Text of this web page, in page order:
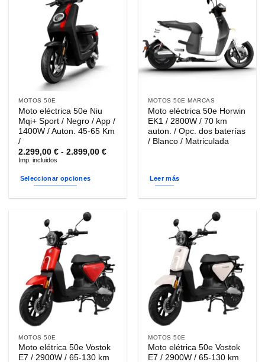
variantes.
opciones
pueden
página
de
producto
opciones
se
pueden
elegir
página
de
producto
MOTOS 50E
Moto eléctrica 50e Niu
Mqi+ Sport / Negro / App /
1400W / Auton. 45-65 Km
/
2.299,00€ - 2.899,00€Rango
2.899,00 €
Imp. incluidos
Seleccionar opciones
múltiples
variantes.
opciones
se
pueden
elegir
en
página
de
MOTOS 50E MARCAS
Moto eléctrica 50e Horwin
EK1 / 2800W / 70 km
auton. / Opc. dos baterías
/ Blanco / Matriculada
Leer más
MOTOS 50E
Moto elétrica 50e Vostok
E7 / 2900W / 65-130 km
MOTOS 50E
Moto elétrica 50e Vostok
E7 / 2900W / 65-130 km